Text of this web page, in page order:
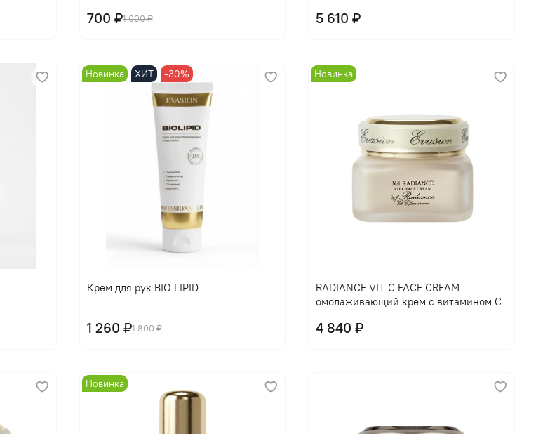
1 000 ₽
700 ₽ 5 610 ₽
Новинка ХИТ -30%
Крем для рук BIO LIPID
1 800 ₽
1 260 ₽
Новинка
RADIANCE VIT C FACE CREAM —
омолаживающий крем с витамином С
4 840 ₽
Новинка
В корзину